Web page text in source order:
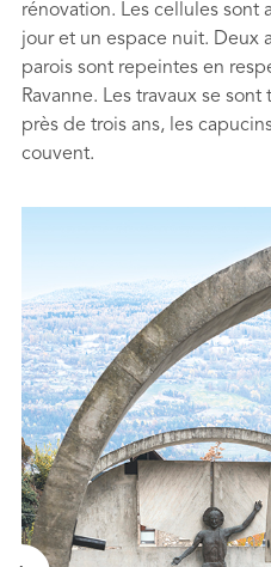
rénovation. Les cellules sont
jour et un espace nuit. Deux
parois sont repeintes en
Ravanne. Les travaux se
près de trois ans, les
couvent.